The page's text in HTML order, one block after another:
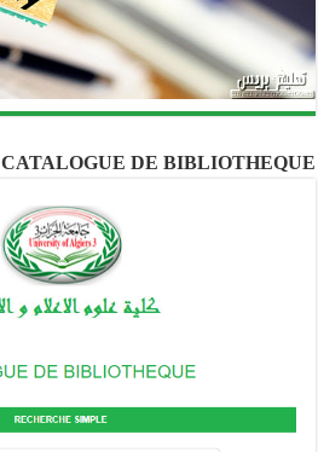
CATALOGUE DE BIBLIOTHEQUE